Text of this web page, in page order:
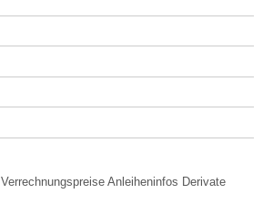
Verrechnungspreise Anleiheninfos Derivate